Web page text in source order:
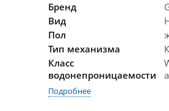
Бренд
Вид
Пол
Тип механизма
Класс
водонепроницаемости
Подробнее